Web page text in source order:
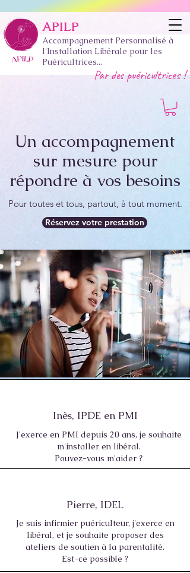
APILP
Accompagnement Personnalisé à
l'Installation Libérale pour les
Puéricultrices...
Par des puéricultrices !
Un accompagnement
sur mesure pour
répondre à vos besoins
Pour toutes et tous, partout, à tout moment.
Réservez votre prestation
Inès, IPDE en PMI
J'exerce en PMI depuis 20 ans, je souhaite
m'installer en libéral.
Pouvez-vous m'aider ?
Pierre, IDEL
Je suis infirmier puériculteur, j'exerce en
libéral, et je souhaite proposer des
ateliers de soutien à la parentalité.
Est-ce possible ?